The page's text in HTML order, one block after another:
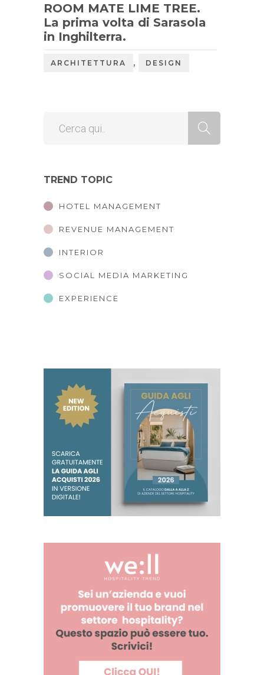
ROOM MATE LIME TREE.
La prima volta di Sarasola
in Inghilterra.
ARCHITETTURA , DESIGN
TREND TOPIC
HOTEL MANAGEMENT
REVENUE MANAGEMENT
INTERIOR
SOCIAL MEDIA MARKETING
EXPERIENCE